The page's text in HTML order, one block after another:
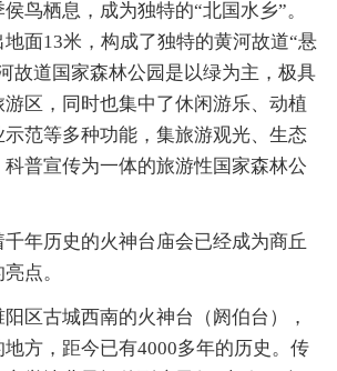
鸟栖息，成为独特的“北国水乡”。
面13米，构成了独特的黄河故道“悬
故道国家森林公园是以绿为主，极具
区，同时也集中了休闲游乐、动植
范等多种功能，集旅游观光、生态
普宣传为一体的旅游性国家森林公
历史的火神台庙会已经成为商丘
点。
古城西南的火神台（阏伯台），
方，距今已有4000多年的历史。传